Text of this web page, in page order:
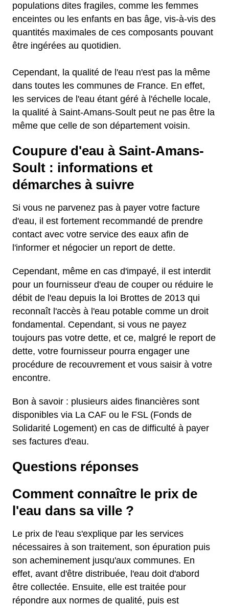
populations dites fragiles, comme les femmes
enceintes ou les enfants en bas âge, vis-à-vis des
quantités maximales de ces composants pouvant
être ingérées au quotidien.
Cependant, la qualité de l'eau n'est pas la même
dans toutes les communes de France. En effet,
les services de l'eau étant géré à l'échelle locale,
la qualité à Saint-Amans-Soult peut ne pas être la
même que celle de son département voisin.
Coupure d'eau à Saint-Amans-
Soult : informations et
démarches à suivre
Si vous ne parvenez pas à payer votre facture
d'eau, il est fortement recommandé de prendre
contact avec votre service des eaux afin de
l'informer et négocier un report de dette.
Cependant, même en cas d'impayé, il est interdit
pour un fournisseur d'eau de couper ou réduire le
débit de l'eau depuis la loi Brottes de 2013 qui
reconnaît l'accès à l'eau potable comme un droit
fondamental. Cependant, si vous ne payez
toujours pas votre dette, et ce, malgré le report de
dette, votre fournisseur pourra engager une
procédure de recouvrement et vous saisir à votre
encontre.
Bon à savoir : plusieurs aides financières sont
disponibles via La CAF ou le FSL (Fonds de
Solidarité Logement) en cas de difficulté à payer
ses factures d'eau.
Questions réponses
Comment connaître le prix de
l'eau dans sa ville ?
Le prix de l'eau s'explique par les services
nécessaires à son traitement, son épuration puis
son acheminement jusqu'aux communes. En
effet, avant d'être distribuée, l'eau doit d'abord
être collectée. Ensuite, elle est traitée pour
répondre aux normes de qualité, puis est